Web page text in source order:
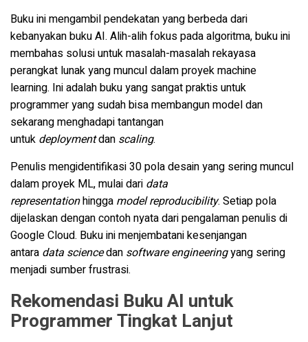
Buku ini mengambil pendekatan yang berbeda dari
kebanyakan buku AI. Alih-alih fokus pada algoritma, buku ini
membahas solusi untuk masalah-masalah rekayasa
perangkat lunak yang muncul dalam proyek machine
learning. Ini adalah buku yang sangat praktis untuk
programmer yang sudah bisa membangun model dan
sekarang menghadapi tantangan
untuk deploymentdan scaling.
Penulis mengidentifikasi 30 pola desain yang sering muncul
dalam proyek ML, mulai dari data
representationhingga model reproducibility. Setiap pola
dijelaskan dengan contoh nyata dari pengalaman penulis di
Google Cloud. Buku ini menjembatani kesenjangan
antara data sciencedan software engineeringyang sering
menjadi sumber frustrasi.
Rekomendasi Buku AI untuk
Programmer Tingkat Lanjut